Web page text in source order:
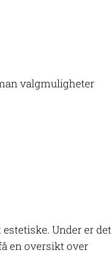
valgmuligheter
Under er det
en oversikt over